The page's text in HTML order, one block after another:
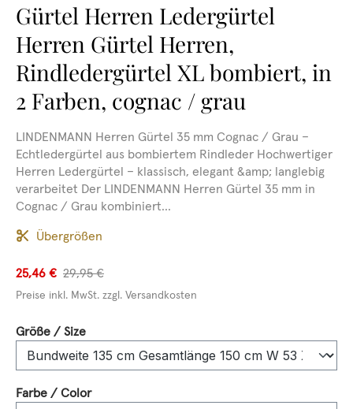
Gürtel Herren Ledergürtel
Herren Gürtel Herren,
Rindledergürtel XL bombiert, in
2 Farben, cognac / grau
LINDENMANN Herren Gürtel 35 mm Cognac / Grau –
Echtledergürtel aus bombiertem Rindleder Hochwertiger
Herren Ledergürtel – klassisch, elegant &amp; langlebig
verarbeitet Der LINDENMANN Herren Gürtel 35 mm in
Cognac / Grau kombiniert...
Übergrößen
25,46 € 29,95 €
Preise inkl. MwSt. zzgl. Versandkosten
Größe / Sizeauswählen
Farbe / Colorauswählen